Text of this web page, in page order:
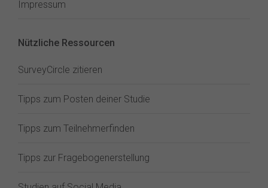
Impressum
Nützliche Ressourcen
SurveyCircle zitieren
Tipps zum Posten deiner Studie
Tipps zum Teilnehmerfinden
Tipps zur Fragebogenerstellung